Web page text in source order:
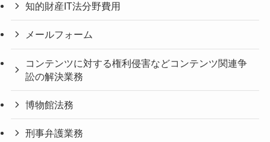
知的財産IT法分野費用
メールフォーム
コンテンツに対する権利侵害などコンテンツ関連争
訟の解決業務
博物館法務
刑事弁護業務